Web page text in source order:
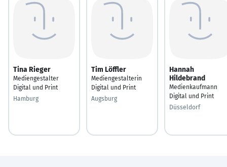
Tina Rieger
Mediengestalter
Digital und Print
Hamburg
Tim Löffler
Mediengestalterin
Digital und Print
Augsburg
Hannah
Hildebrand
Medienkaufmann
Digital und Print
Düsseldorf